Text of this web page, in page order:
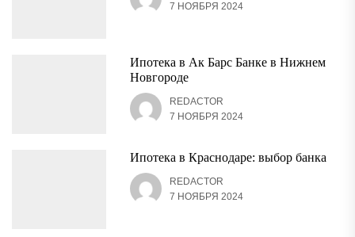
7 НОЯБРЯ 2024
Ипотека в Ак Барс Банке в Нижнем
Новгороде
REDACTOR
7 НОЯБРЯ 2024
Ипотека в Краснодаре: выбор банка
REDACTOR
7 НОЯБРЯ 2024